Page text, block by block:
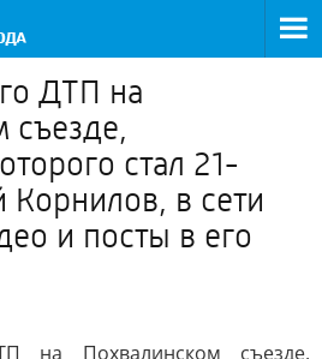
ДТП на
съезде,
стал 21-
Корнилов, в сети
и посты в его
на Похвалинском съезде,